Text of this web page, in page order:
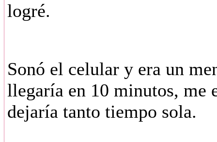
logré.
Sonó el celular y era un
llegaría en 10 minutos, me
dejaría tanto tiempo sola.